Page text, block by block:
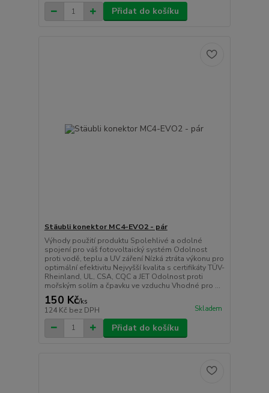
Přidat do košíku
Stäubli konektor MC4-EVO2 - pár
Výhody použití produktu Spolehlivé a odolné
spojení pro váš fotovoltaický systém Odolnost
proti vodě, teplu a UV záření Nízká ztráta výkonu pro
optimální efektivitu Nejvyšší kvalita s certifikáty TÜV-
Rheinland, UL, CSA, CQC a JET Odolnost proti
mořským solím a čpavku ve vzduchu Vhodné pro ...
150 Kč/ks
124 Kč bez DPH Skladem
Přidat do košíku